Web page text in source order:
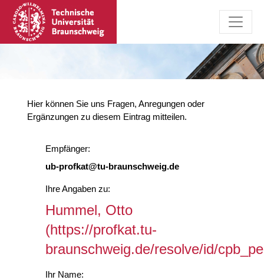
Hier können Sie uns Fragen, Anregungen oder
Ergänzungen zu diesem Eintrag mitteilen.
Empfänger:
ub-profkat@tu-braunschweig.de
Ihre Angaben zu:
Hummel, Otto
(https://profkat.tu-
braunschweig.de/resolve/id/
Ihr Name: